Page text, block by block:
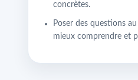
concrètes.
Poser des questions
mieux comprendre et